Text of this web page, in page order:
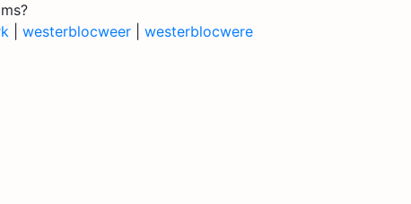
westerblocweer westerblocwere